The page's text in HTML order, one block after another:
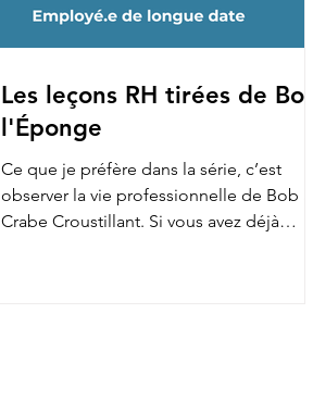
Les leçons RH tirées de Bob
l'Éponge
Ce que je préfère dans la série, c’est
observer la vie professionnelle de Bob au
Crabe Croustillant. Si vous avez déjà